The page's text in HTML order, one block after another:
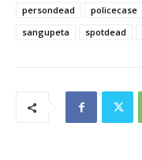
persondead
policecase
sangupeta
spotdead